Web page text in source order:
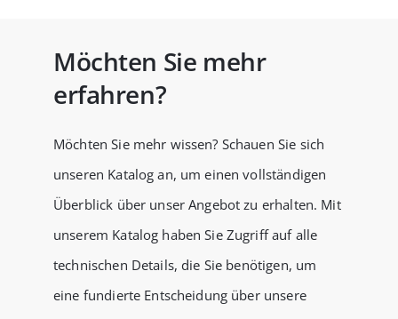
Möchten Sie mehr
erfahren?
Möchten Sie mehr wissen? Schauen Sie sich
unseren Katalog an, um einen vollständigen
Überblick über unser Angebot zu erhalten. Mit
unserem Katalog haben Sie Zugriff auf alle
technischen Details, die Sie benötigen, um
eine fundierte Entscheidung über unsere